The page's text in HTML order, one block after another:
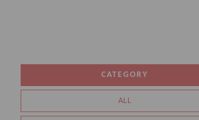
CATEGORY
ALL